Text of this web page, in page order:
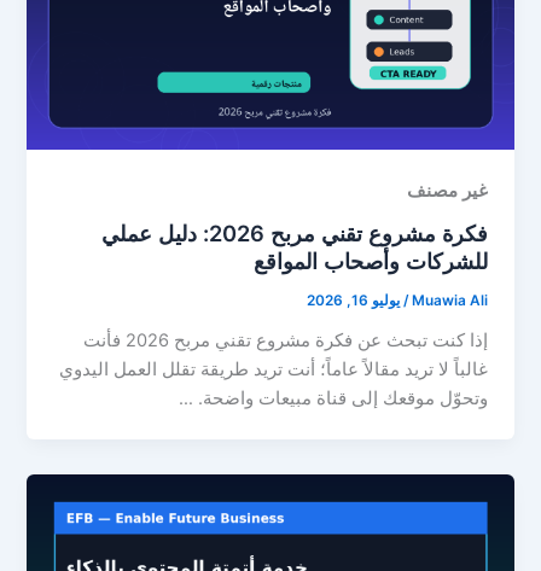
غير مصنف
فكرة مشروع تقني مربح 2026: دليل عملي
للشركات وأصحاب المواقع
Muawia Ali
/يوليو 16, 2026
إذا كنت تبحث عن فكرة مشروع تقني مربح 2026 فأنت
غالباً لا تريد مقالاً عاماً؛ أنت تريد طريقة تقلل العمل اليدوي
وتحوّل موقعك إلى قناة مبيعات واضحة. …